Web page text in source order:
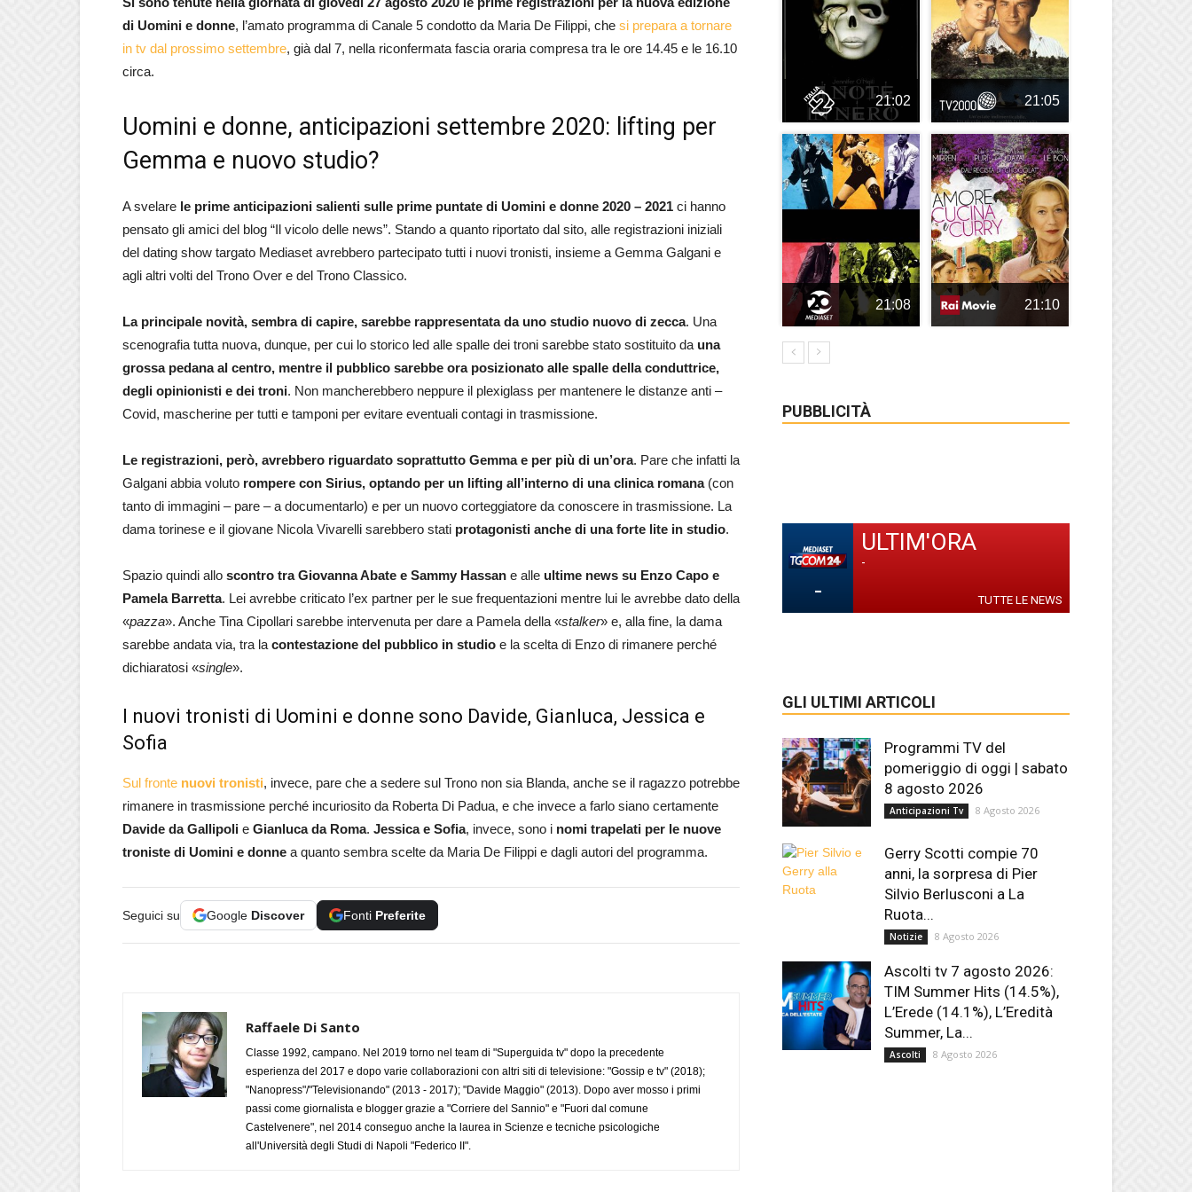
di Uomini e donne, l’amato programma di Canale 5 condotto da Maria De Filippi, che si prepara a tornare
in tv dal prossimo settembre, già dal 7, nella riconfermata fascia oraria compresa tra le ore 14.45 e le 16.10
circa.
Uomini e donne, anticipazioni settembre 2020: lifting per
Gemma e nuovo studio?
A svelare le prime anticipazioni salienti sulle prime puntate di Uomini e donne 2020 – 2021 ci hanno
pensato gli amici del blog “Il vicolo delle news”. Stando a quanto riportato dal sito, alle registrazioni iniziali
del dating show targato Mediaset avrebbero partecipato tutti i nuovi tronisti, insieme a Gemma Galgani e
agli altri volti del Trono Over e del Trono Classico.
La principale novità, sembra di capire, sarebbe rappresentata da uno studio nuovo di zecca. Una
scenografia tutta nuova, dunque, per cui lo storico led alle spalle dei troni sarebbe stato sostituito da una
grossa pedana al centro, mentre il pubblico sarebbe ora posizionato alle spalle della conduttrice,
degli opinionisti e dei troni. Non mancherebbero neppure il plexiglass per mantenere le distanze anti –
Covid, mascherine per tutti e tamponi per evitare eventuali contagi in trasmissione.
Le registrazioni, però, avrebbero riguardato soprattutto Gemma e per più di un’ora. Pare che infatti la
Galgani abbia voluto rompere con Sirius, optando per un lifting all’interno di una clinica romana(con
tanto di immagini – pare – a documentarlo) e per un nuovo corteggiatore da conoscere in trasmissione. La
dama torinese e il giovane Nicola Vivarelli sarebbero stati protagonisti anche di una forte lite in studio.
Spazio quindi allo scontro tra Giovanna Abate e Sammy Hassan e alle ultime news su Enzo Capo e
Pamela Barretta. Lei avrebbe criticato l’ex partner per le sue frequentazioni mentre lui le avrebbe dato della
«pazza». Anche Tina Cipollari sarebbe intervenuta per dare a Pamela della «stalker» e, alla fine, la dama
sarebbe andata via, tra la contestazione del pubblico in studio e la scelta di Enzo di rimanere perché
dichiaratosi «single».
I nuovi tronisti di Uomini e donne sono Davide, Gianluca, Jessica e
Sofia
Sul fronte nuovi tronisti, invece, pare che a sedere sul Trono non sia Blanda, anche se il ragazzo potrebbe
rimanere in trasmissione perché incuriosito da Roberta Di Padua, e che invece a farlo siano certamente
Davide da Gallipoli e Gianluca da Roma. Jessica e Sofia, invece, sono i nomi trapelati per le nuove
troniste di Uomini e donne a quanto sembra scelte da Maria De Filippi e dagli autori del programma.
Seguici su Google Discover Fonti Preferite
Raffaele Di Santo
Classe 1992, campano. Nel 2019 torno nel team di "Superguida tv" dopo la precedente
esperienza del 2017 e dopo varie collaborazioni con altri siti di televisione: "Gossip e tv" (2018);
"Nanopress"/"Televisionando" (2013 - 2017); "Davide Maggio" (2013). Dopo aver mosso i primi
passi come giornalista e blogger grazie a "Corriere del Sannio" e "Fuori dal comune
Castelvenere", nel 2014 conseguo anche la laurea in Scienze e tecniche psicologiche
all'Università degli Studi di Napoli "Federico II".
21:02 21:05
21:08 21:10
PUBBLICITÀ
-
ULTIM'ORA
-
TUTTE LE NEWS
GLI ULTIMI ARTICOLI
Programmi TV del
pomeriggio di oggi | sabato
8 agosto 2026
Anticipazioni Tv 8 Agosto 2026
Gerry Scotti compie 70
anni, la sorpresa di Pier
Silvio Berlusconi a La
Ruota...
Notizie 8 Agosto 2026
Ascolti tv 7 agosto 2026:
TIM Summer Hits (14.5%),
L’Erede (14.1%), L’Eredità
Summer, La...
Ascolti 8 Agosto 2026